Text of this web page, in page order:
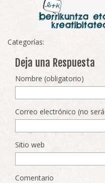
Categorías:
Deja una Respuesta
Nombre (obligatorio)
Correo electrónico (no
Sitio web
Comentario